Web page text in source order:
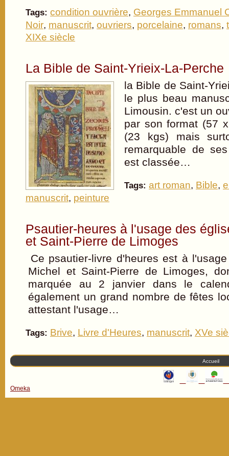
Tags: condition ouvrière, Georges Emmanuel
Noir, manuscrit, ouvriers, porcelaine, romans,
XIXe siècle
La Bible de Saint-Yrieix-La-Perche
la Bible de Saint-
le plus beau
Limousin. c'est un
par son format (57
(23 kgs) mais
remarquable de
est classée…
Tags: art roman, Bible,
manuscrit, peinture
Psautier-heures à l'usage des
et Saint-Pierre de Limoges
Ce psautier-livre d'heures est à
Michel et Saint-Pierre de Limoges,
marquée au 2 janvier dans le
également un grand nombre de fêtes
attestant l'usage…
Tags: Brive, Livre d'Heures, manuscrit, XVe
Accueil
Omeka